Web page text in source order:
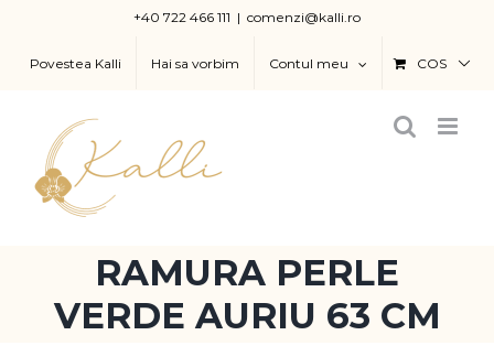
content
+40 722 466 111 | comenzi@kalli.ro
Povestea Kalli Hai sa vorbim Contul meu COS
RAMURA PERLE
VERDE AURIU 63 CM